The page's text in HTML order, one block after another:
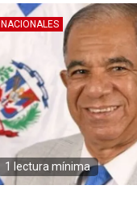
NACIONALES
1 lectura mínima